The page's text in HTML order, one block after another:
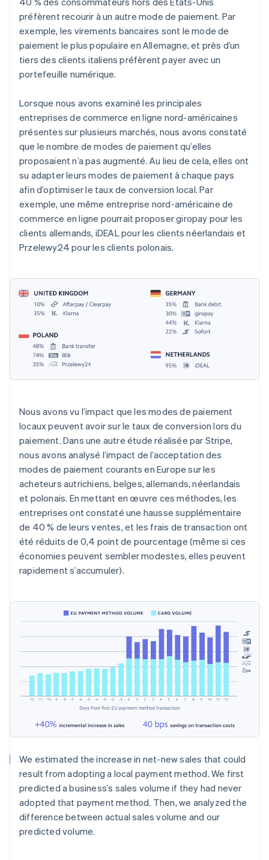
préfèrent recourir à un autre mode de paiement. Par
exemple, les virements bancaires sont le mode de
paiement le plus populaire en Allemagne, et près d’un
tiers des clients italiens préfèrent payer avec un
portefeuille numérique.
Lorsque nous avons examiné les principales
entreprises de commerce en ligne nord-américaines
présentes sur plusieurs marchés, nous avons constaté
que le nombre de modes de paiement qu’elles
proposaient n’a pas augmenté. Au lieu de cela, elles ont
su adapter leurs modes de paiement à chaque pays
afin d’optimiser le taux de conversion local. Par
exemple, une même entreprise nord-américaine de
commerce en ligne pourrait proposer giropay pour les
clients allemands, iDEAL pour les clients néerlandais et
Przelewy24 pour les clients polonais.
Nous avons vu l’impact que les modes de paiement
locaux peuvent avoir sur le taux de conversion lors du
paiement. Dans une autre étude réalisée par Stripe,
nous avons analysé l’impact de l’acceptation des
modes de paiement courants en Europe sur les
acheteurs autrichiens, belges, allemands, néerlandais
et polonais. En mettant en œuvre ces méthodes, les
entreprises ont constaté une hausse supplémentaire
de 40 % de leurs ventes, et les frais de transaction ont
été réduits de 0,4 point de pourcentage (même si ces
économies peuvent sembler modestes, elles peuvent
rapidement s’accumuler).
We estimated the increase in net-new sales that could
result from adopting a local payment method. We first
predicted a business’s sales volume if they had never
adopted that payment method. Then, we analyzed the
difference between actual sales volume and our
predicted volume.